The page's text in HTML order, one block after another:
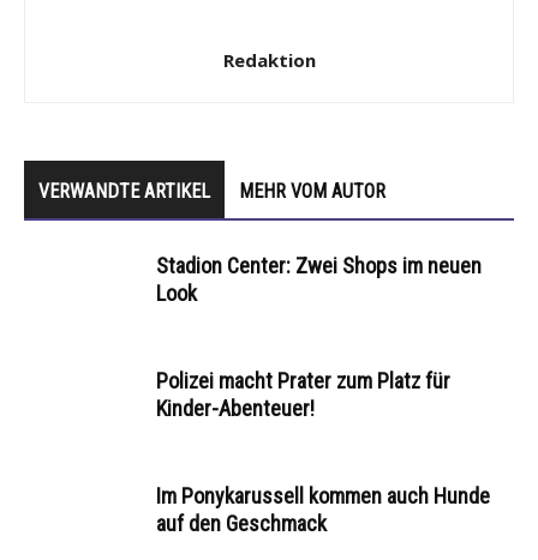
Redaktion
VERWANDTE ARTIKEL MEHR VOM AUTOR
Stadion Center: Zwei Shops im neuen
Look
Polizei macht Prater zum Platz für
Kinder-Abenteuer!
Im Ponykarussell kommen auch Hunde
auf den Geschmack